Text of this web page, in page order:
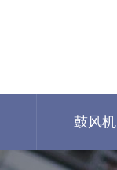
鼓风机